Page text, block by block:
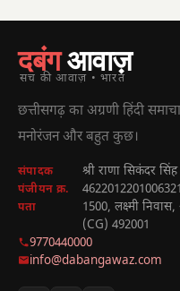
दबंगआवाज़
सच की आवाज़ • भारत
छत्तीसगढ़ का अग्रणी हिंदी
मनोरंजन और बहुत कुछ।
संपादक श्री राणा सिकंदर सिंह
पंजीयन क्र. 4622012201006321
पता
1500, लक्ष्मी
(CG) 492001
9770440000
info@dabangawaz.com